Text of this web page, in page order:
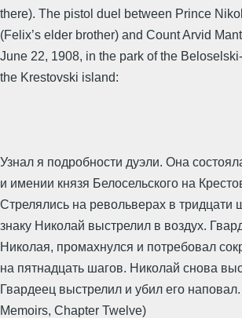
there). The pistol duel between Prince
(Felix’s elder brother) and Count Arvid
June 22, 1908, in the park of the
the Krestovski island:
Узнал я подробности дуэли. Она
и имении князя Белосельского на
Стрелялись на револьверах в тридцати
знаку Николай выстрелил в воздух.
Николая, промахнулся и потребовал
на пятнадцать шагов. Николай снова
Гвардеец выстрелил и убил его
Memoirs, Chapter Twelve)